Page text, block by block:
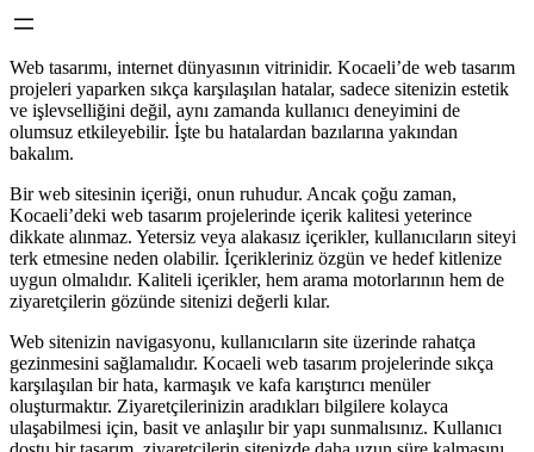
Web tasarımı, internet dünyasının vitrinidir. Kocaeli’de web tasarım
projeleri yaparken sıkça karşılaşılan hatalar, sadece sitenizin estetik
ve işlevselliğini değil, aynı zamanda kullanıcı deneyimini de
olumsuz etkileyebilir. İşte bu hatalardan bazılarına yakından
bakalım.
Bir web sitesinin içeriği, onun ruhudur. Ancak çoğu zaman,
Kocaeli’deki web tasarım projelerinde içerik kalitesi yeterince
dikkate alınmaz. Yetersiz veya alakasız içerikler, kullanıcıların siteyi
terk etmesine neden olabilir. İçerikleriniz özgün ve hedef kitlenize
uygun olmalıdır. Kaliteli içerikler, hem arama motorlarının hem de
ziyaretçilerin gözünde sitenizi değerli kılar.
Web sitenizin navigasyonu, kullanıcıların site üzerinde rahatça
gezinmesini sağlamalıdır. Kocaeli web tasarım projelerinde sıkça
karşılaşılan bir hata, karmaşık ve kafa karıştırıcı menüler
oluşturmaktır. Ziyaretçilerinizin aradıkları bilgilere kolayca
ulaşabilmesi için, basit ve anlaşılır bir yapı sunmalısınız. Kullanıcı